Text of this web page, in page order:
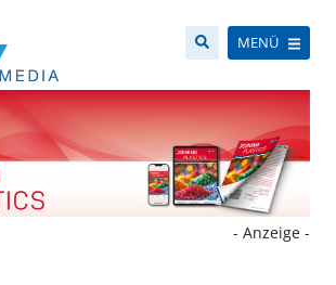
MENÜ
- Anzeige -